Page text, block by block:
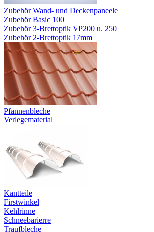
Zubehör Wand- und Deckenpaneele
Zubehör Basic 100
Zubehör 3-Brettoptik VP200 u. 250
Zubehör 2-Brettoptik 17mm
Pfannenbleche
Verlegematerial
Kantteile
Firstwinkel
Kehlrinne
Schneebarierre
Traufbleche